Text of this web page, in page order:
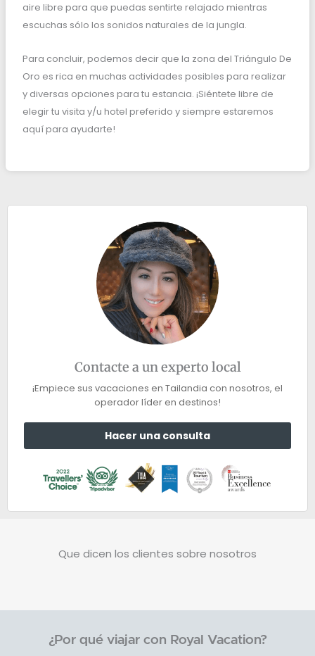
aire libre para que puedas sentirte relajado mientras
escuchas sólo los sonidos naturales de la jungla.
Para concluir, podemos decir que la zona del Triángulo De
Oro es rica en muchas actividades posibles para realizar
y diversas opciones para tu estancia. ¡Siéntete libre de
elegir tu visita y/u hotel preferido y siempre estaremos
aquí para ayudarte!
Contacte a un experto local
¡Empiece sus vacaciones en Tailandia con nosotros, el
operador líder en destinos!
Hacer una consulta
Que dicen los clientes sobre nosotros
¿Por qué viajar con Royal Vacation?